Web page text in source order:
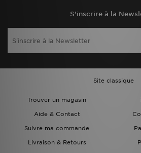
S'inscrire à la
Site classique
Trouver un magasin
Aide & Contact
Suivre ma commande
Livraison & Retours